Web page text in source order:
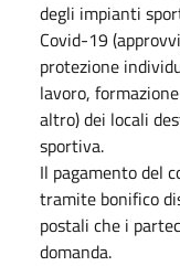
degli impianti
Covid-19
protezione
lavoro,
altro) dei locali
sportiva.
Il pagamento del
tramite bonifico
postali che i
domanda.